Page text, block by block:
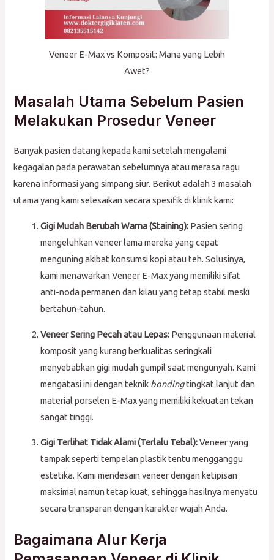
Veneer E-Max vs Komposit: Mana yang Lebih
Awet?
Masalah Utama Sebelum Pasien
Melakukan Prosedur Veneer
Banyak pasien datang kepada kami setelah mengalami
kegagalan pada perawatan sebelumnya atau merasa ragu
karena informasi yang simpang siur. Berikut adalah 3 masalah
utama yang kami selesaikan secara spesifik di klinik kami:
Gigi Mudah Berubah Warna (Staining): Pasien sering
mengeluhkan veneer lama mereka yang cepat
menguning akibat konsumsi kopi atau teh. Solusinya,
kami menawarkan Veneer E-Max yang memiliki sifat
anti-noda permanen dan kilau yang tetap stabil meski
bertahun-tahun.
Veneer Sering Pecah atau Lepas: Penggunaan material
komposit yang kurang berkualitas seringkali
menyebabkan gigi mudah gumpil saat mengunyah. Kami
mengatasi ini dengan teknik bondingtingkat lanjut dan
material porselen E-Max yang memiliki kekuatan tekan
sangat tinggi.
Gigi Terlihat Tidak Alami (Terlalu Tebal):Veneer yang
tampak seperti tempelan plastik tentu mengganggu
estetika. Kami mendesain veneer dengan ketipisan
maksimal namun tetap kuat, sehingga hasilnya menyatu
secara transparan dengan karakter wajah Anda.
Bagaimana Alur Kerja